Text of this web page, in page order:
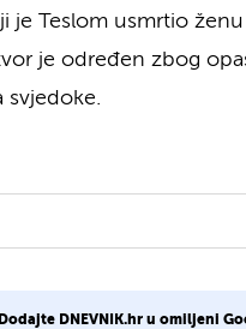
je Teslom usmrtio
je određen zbog
svjedoke.
Dodajte DNEVNIK.hr u omiljeni